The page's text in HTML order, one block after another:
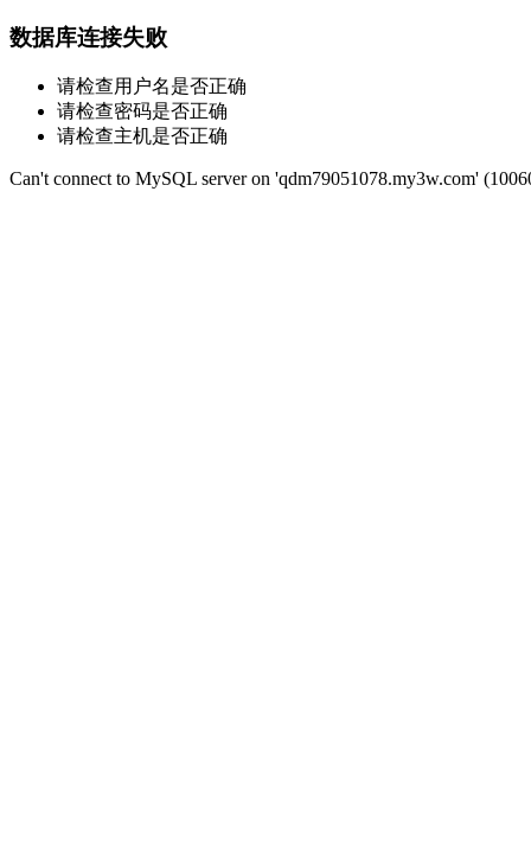
数据库连接失败
请检查用户名是否正确
请检查密码是否正确
请检查主机是否正确
Can't connect to MySQL server on 'qdm79051078.my3w.com'